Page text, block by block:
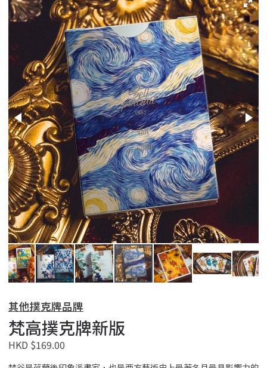
其他撲克牌品牌
梵高撲克牌新版
HKD $169.00